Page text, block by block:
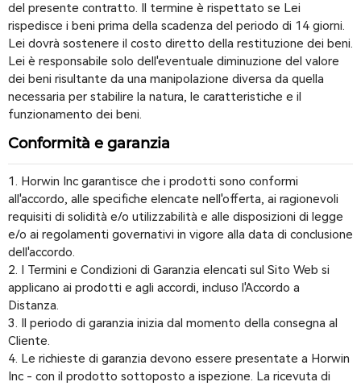
del presente contratto. Il termine è rispettato se Lei
rispedisce i beni prima della scadenza del periodo di 14 giorni.
Lei dovrà sostenere il costo diretto della restituzione dei beni.
Lei è responsabile solo dell'eventuale diminuzione del valore
dei beni risultante da una manipolazione diversa da quella
necessaria per stabilire la natura, le caratteristiche e il
funzionamento dei beni.
Conformità e garanzia
1. Horwin Inc garantisce che i prodotti sono conformi
all'accordo, alle specifiche elencate nell'offerta, ai ragionevoli
requisiti di solidità e/o utilizzabilità e alle disposizioni di legge
e/o ai regolamenti governativi in vigore alla data di conclusione
dell'accordo.
2. I Termini e Condizioni di Garanzia elencati sul Sito Web si
applicano ai prodotti e agli accordi, incluso l'Accordo a
Distanza.
3. Il periodo di garanzia inizia dal momento della consegna al
Cliente.
4. Le richieste di garanzia devono essere presentate a Horwin
Inc - con il prodotto sottoposto a ispezione. La ricevuta di